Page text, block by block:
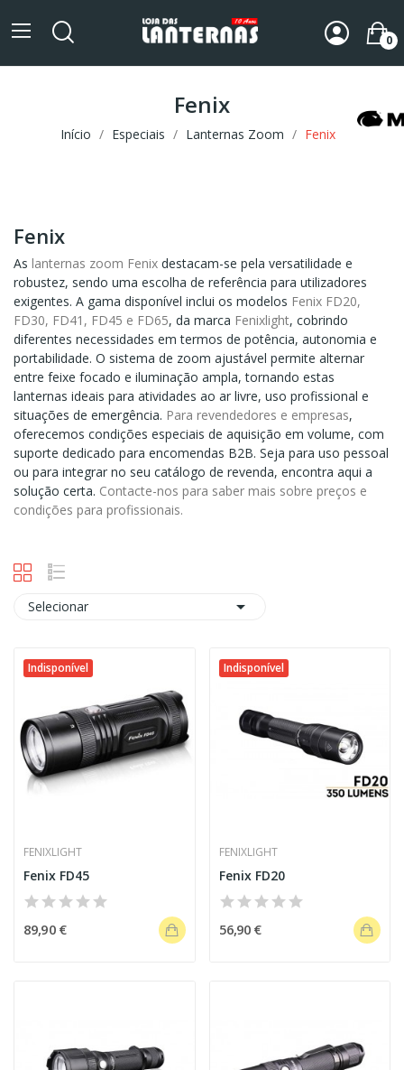
0
Fenix
Início Especiais Lanternas Zoom Fenix
Fenix
As lanternas zoom Fenix destacam-se pela versatilidade e
robustez, sendo uma escolha de referência para utilizadores
exigentes. A gama disponível inclui os modelos Fenix FD20,
FD30, FD41, FD45 e FD65, da marca Fenixlight, cobrindo
diferentes necessidades em termos de potência, autonomia e
portabilidade. O sistema de zoom ajustável permite alternar
entre feixe focado e iluminação ampla, tornando estas
lanternas ideais para atividades ao ar livre, uso profissional e
situações de emergência. Para revendedores e empresas,
oferecemos condições especiais de aquisição em volume, com
suporte dedicado para encomendas B2B. Seja para uso pessoal
ou para integrar no seu catálogo de revenda, encontra aqui a
solução certa. Contacte-nos para saber mais sobre preços e
condições para profissionais.
Selecionar 
Indisponível
FENIXLIGHT
Fenix FD45
89,90 €
Indisponível
FENIXLIGHT
Fenix FD20
56,90 €